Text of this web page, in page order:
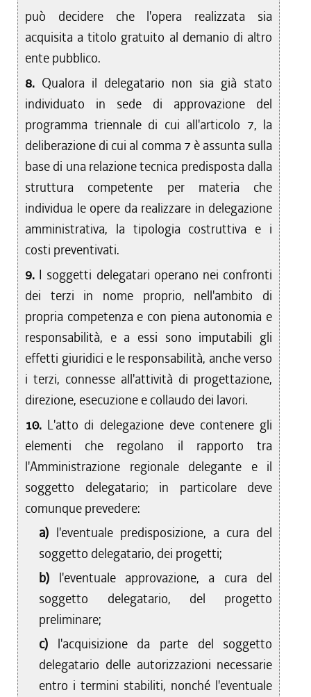
può decidere che l'opera realizzata sia
acquisita a titolo gratuito al demanio di altro
ente pubblico.
8. Qualora il delegatario non sia già stato
individuato in sede di approvazione del
programma triennale di cui all'articolo 7, la
deliberazione di cui al comma 7 è assunta sulla
base di una relazione tecnica predisposta dalla
struttura competente per materia che
individua le opere da realizzare in delegazione
amministrativa, la tipologia costruttiva e i
costi preventivati.
9. I soggetti delegatari operano nei confronti
dei terzi in nome proprio, nell'ambito di
propria competenza e con piena autonomia e
responsabilità, e a essi sono imputabili gli
effetti giuridici e le responsabilità, anche verso
i terzi, connesse all'attività di progettazione,
direzione, esecuzione e collaudo dei lavori.
10. L'atto di delegazione deve contenere gli
elementi che regolano il rapporto tra
l'Amministrazione regionale delegante e il
soggetto delegatario; in particolare deve
comunque prevedere:
a) l'eventuale predisposizione, a cura del
soggetto delegatario, dei progetti;
b) l'eventuale approvazione, a cura del
soggetto delegatario, del progetto
preliminare;
c) l'acquisizione da parte del soggetto
delegatario delle autorizzazioni necessarie
entro i termini stabiliti, nonché l'eventuale